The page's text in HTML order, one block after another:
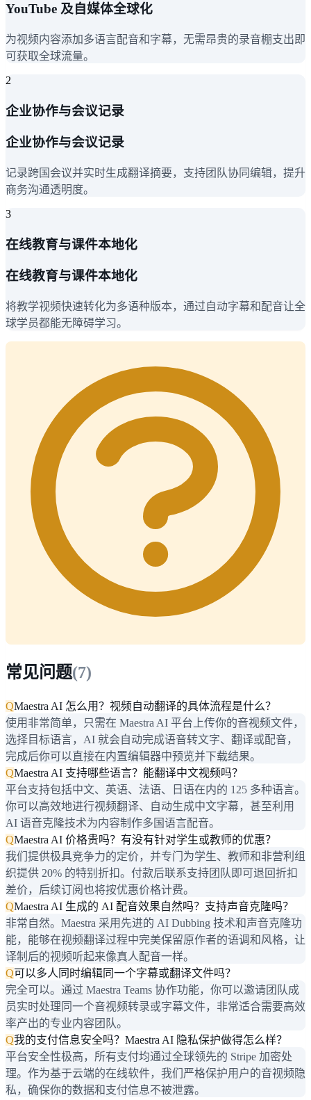
YouTube 及自媒体全球化
为视频内容添加多语言配音和字幕，无需昂贵的录音棚支出即
可获取全球流量。
2
企业协作与会议记录
企业协作与会议记录
记录跨国会议并实时生成翻译摘要，支持团队协同编辑，提升
商务沟通透明度。
3
在线教育与课件本地化
在线教育与课件本地化
将教学视频快速转化为多语种版本，通过自动字幕和配音让全
球学员都能无障碍学习。
常见问题(7)
QMaestra AI 怎么用？视频自动翻译的具体流程是什么？
使用非常简单，只需在 Maestra AI 平台上传你的音视频文件，
选择目标语言，AI 就会自动完成语音转文字、翻译或配音，
完成后你可以直接在内置编辑器中预览并下载结果。
QMaestra AI 支持哪些语言？能翻译中文视频吗？
平台支持包括中文、英语、法语、日语在内的 125 多种语言。
你可以高效地进行视频翻译、自动生成中文字幕，甚至利用
AI 语音克隆技术为内容制作多国语言配音。
QMaestra AI 价格贵吗？有没有针对学生或教师的优惠？
我们提供极具竞争力的定价，并专门为学生、教师和非营利组
织提供 20% 的特别折扣。付款后联系支持团队即可退回折扣
差价，后续订阅也将按优惠价格计费。
QMaestra AI 生成的 AI 配音效果自然吗？支持声音克隆吗？
非常自然。Maestra 采用先进的 AI Dubbing 技术和声音克隆功
能，能够在视频翻译过程中完美保留原作者的语调和风格，让
译制后的视频听起来像真人配音一样。
Q可以多人同时编辑同一个字幕或翻译文件吗？
完全可以。通过 Maestra Teams 协作功能，你可以邀请团队成
员实时处理同一个音视频转录或字幕文件，非常适合需要高效
率产出的专业内容团队。
Q我的支付信息安全吗？Maestra AI 隐私保护做得怎么样？
平台安全性极高，所有支付均通过全球领先的 Stripe 加密处
理。作为基于云端的在线软件，我们严格保护用户的音视频隐
私，确保你的数据和支付信息不被泄露。